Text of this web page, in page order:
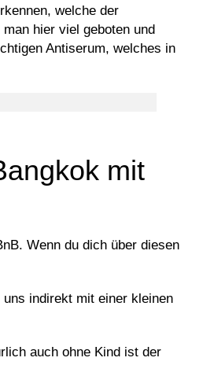
welche der
hier viel geboten und
Antiserum, welches in
mit
Wenn du dich über diesen
indirekt mit einer kleinen
auch ohne Kind ist der